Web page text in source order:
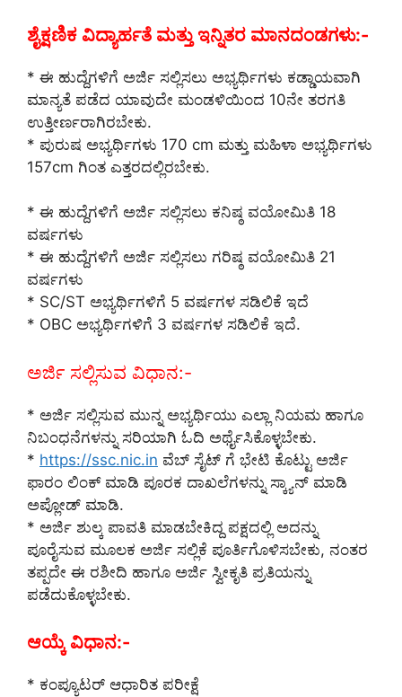
ಶೈಕ್ಷಣಿಕ ವಿದ್ಯಾರ್ಹತೆ ಮತ್ತು ಇನ್ನಿತರ ಮಾನದಂಡಗಳು:-
* ಈ ಹುದ್ದೆಗಳಿಗೆ ಅರ್ಜಿ ಸಲ್ಲಿಸಲು ಅಭ್ಯರ್ಥಿಗಳು ಕಡ್ಡಾಯವಾಗಿ
ಮಾನ್ಯತೆ ಪಡೆದ ಯಾವುದೇ ಮಂಡಳಿಯಿಂದ 10ನೇ ತರಗತಿ
ಉತ್ತೀರ್ಣರಾಗಿರಬೇಕು.
* ಪುರುಷ ಅಭ್ಯರ್ಥಿಗಳು 170 cm ಮತ್ತು ಮಹಿಳಾ ಅಭ್ಯರ್ಥಿಗಳು
157cm ಗಿಂತ ಎತ್ತರದಲ್ಲಿರಬೇಕು.
* ಈ ಹುದ್ದೆಗಳಿಗೆ ಅರ್ಜಿ ಸಲ್ಲಿಸಲು ಕನಿಷ್ಠ ವಯೋಮಿತಿ 18
ವರ್ಷಗಳು
* ಈ ಹುದ್ದೆಗಳಿಗೆ ಅರ್ಜಿ ಸಲ್ಲಿಸಲು ಗರಿಷ್ಠ ವಯೋಮಿತಿ 21
ವರ್ಷಗಳು
* SC/ST ಅಭ್ಯರ್ಥಿಗಳಿಗೆ 5 ವರ್ಷಗಳ ಸಡಿಲಿಕೆ ಇದೆ
* OBC ಅಭ್ಯರ್ಥಿಗಳಿಗೆ 3 ವರ್ಷಗಳ ಸಡಿಲಿಕೆ ಇದೆ.
ಅರ್ಜಿ ಸಲ್ಲಿಸುವ ವಿಧಾನ:-
* ಅರ್ಜಿ ಸಲ್ಲಿಸುವ ಮುನ್ನ ಅಭ್ಯರ್ಥಿಯು ಎಲ್ಲಾ ನಿಯಮ ಹಾಗೂ
ನಿಬಂಧನೆಗಳನ್ನು ಸರಿಯಾಗಿ ಓದಿ ಅರ್ಥೈಸಿಕೊಳ್ಳಬೇಕು.
* https://ssc.nic.in ವೆಬ್ ಸೈಟ್ ಗೆ ಭೇಟಿ ಕೊಟ್ಟು ಅರ್ಜಿ
ಫಾರಂ ಲಿಂಕ್ ಮಾಡಿ ಪೂರಕ ದಾಖಲೆಗಳನ್ನು ಸ್ಕ್ಯಾನ್ ಮಾಡಿ
ಅಪ್ಲೋಡ್ ಮಾಡಿ.
* ಅರ್ಜಿ ಶುಲ್ಕ ಪಾವತಿ ಮಾಡಬೇಕಿದ್ದ ಪಕ್ಷದಲ್ಲಿ ಅದನ್ನು
ಪೂರೈಸುವ ಮೂಲಕ ಅರ್ಜಿ ಸಲ್ಲಿಕೆ ಪೂರ್ತಿಗೊಳಿಸಬೇಕು, ನಂತರ
ತಪ್ಪದೇ ಈ ರಶೀದಿ ಹಾಗೂ ಅರ್ಜಿ ಸ್ವೀಕೃತಿ ಪ್ರತಿಯನ್ನು
ಪಡೆದುಕೊಳ್ಳಬೇಕು.
ಆಯ್ಕೆ ವಿಧಾನ:-
* ಕಂಪ್ಯೂಟರ್ ಆಧಾರಿತ ಪರೀಕ್ಷೆ